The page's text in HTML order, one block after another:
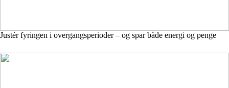
Justér fyringen i overgangsperioder – og spar både energi og penge